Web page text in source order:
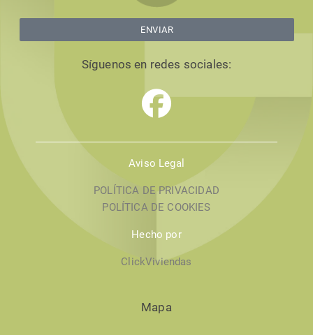
ENVIAR
Síguenos en redes sociales:
Aviso Legal
POLÍTICA DE PRIVACIDAD
POLÍTICA DE COOKIES
Hecho por
ClickViviendas
Mapa